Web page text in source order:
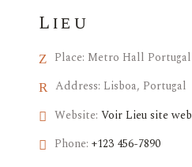
Lieu
Place: Metro Hall Portugal
Address: Lisboa, Portugal
Website: Voir Lieu site web
Phone: +123 456-7890